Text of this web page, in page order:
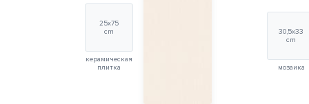
25х75
cm
керамическая
плитка
30,5х33
cm
мозаика